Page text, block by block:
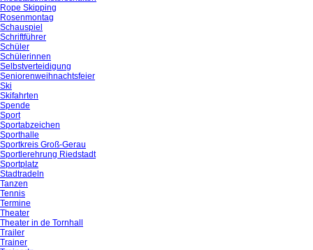
Rope Skipping
Rosenmontag
Schauspiel
Schriftführer
Schüler
Schülerinnen
Selbstverteidigung
Seniorenweihnachtsfeier
Ski
Skifahrten
Spende
Sport
Sportabzeichen
Sporthalle
Sportkreis Groß-Gerau
Sportlerehrung Riedstadt
Sportplatz
Stadtradeln
Tanzen
Tennis
Termine
Theater
Theater in de Tornhall
Trailer
Trainer